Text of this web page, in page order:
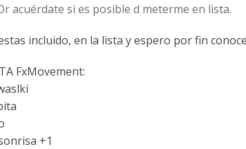
acuérdate si es posible d meterme en lista.
incluido, en la lista y espero por fin
FxMovement:
+1